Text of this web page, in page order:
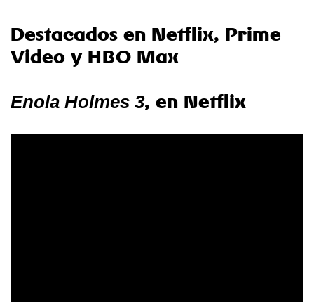
Destacados en Netflix, Prime
Video y HBO Max
Enola Holmes 3, en Netflix